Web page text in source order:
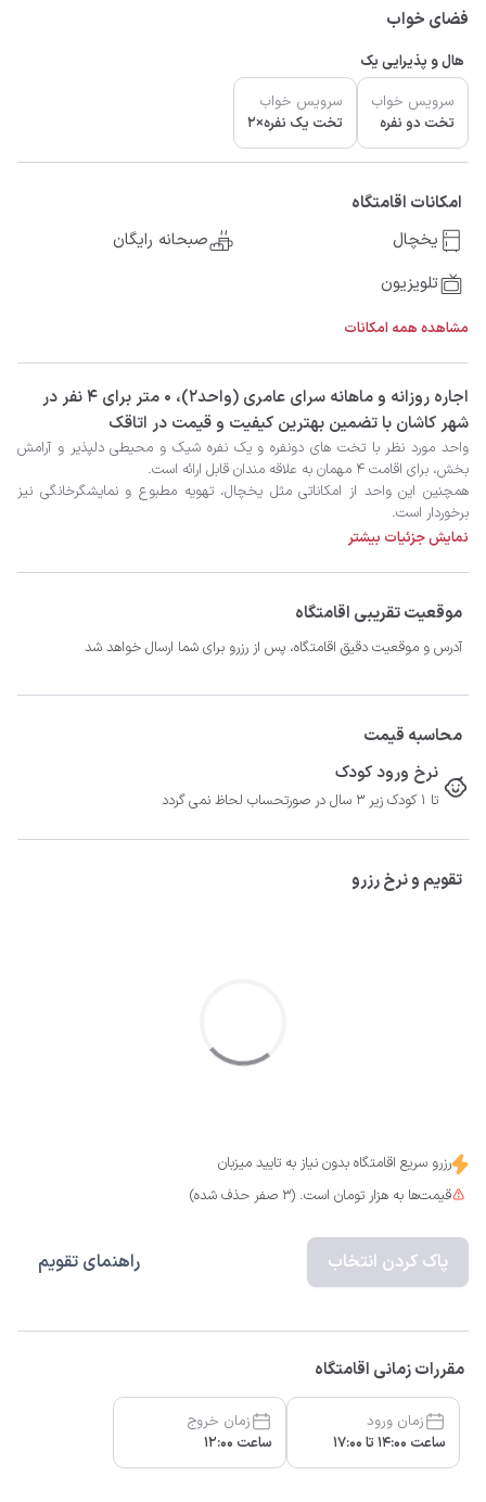
فضای خواب
هال و پذیرایی یک
سرویس خواب
تخت دو نفره
سرویس خواب
تخت یک نفره×2
امکانات اقامتگاه
یخچال
صبحانه رایگان
تلویزیون
مشاهده همه امکانات
‫‫اجاره روزانه و ماهانه سرای عامری (واحد2)، 0 متر برای 4 نفر در
شهر کاشان با تضمین بهترین کیفیت و قیمت در اتاقک
نمایش جزئیات بیشتر
موقعیت تقریبی اقامتگاه
آدرس و موقعیت دقیق اقامتگاه، پس از رزرو برای شما ارسال خواهد شد
محاسبه قیمت
نرخ ورود کودک
تا 1 کودک زیر 3 سال در صورتحساب لحاظ نمی گردد
تقویم و نرخ رزرو
رزرو سریع اقامتگاه بدون نیاز به تایید میزبان
قیمت‌ها به هزار تومان است. (3 صفر حذف شده)
پاک کردن انتخاب راهنمای تقویم
مقررات زمانی اقامتگاه
زمان ورود
ساعت 14:00 تا 17:00
زمان خروج
ساعت 12:00